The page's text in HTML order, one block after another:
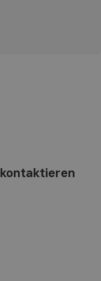
kontaktieren